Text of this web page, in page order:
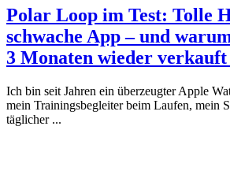
Polar Loop im Test: Tolle
schwache App – und
3 Monaten wieder verkauft
Ich bin seit Jahren ein überzeugter Apple
mein Trainingsbegleiter beim Laufen, mein
täglicher ...